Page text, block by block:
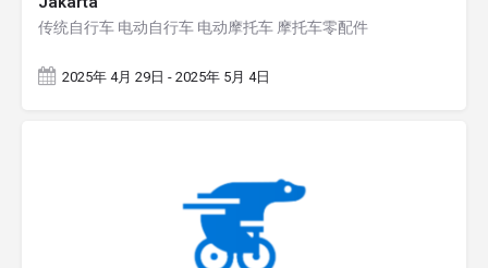
传统自行车 电动自行车 电动摩托车 摩托车零配件
2025年 4月 29日 - 2025年 5月 4日